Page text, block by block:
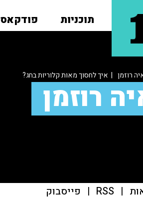
תוכניות
רוזמן | איך לחסוך מאות קלוריות בחג?
רוזמן
|
RSS
| פייסבוק